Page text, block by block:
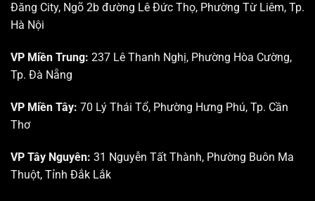
thẩm
cao
Đăng City, Ngõ 2b đường Lê Đức Thọ, Phường Từ Liêm, Tp.
Hà Nội
VP Miền Trung: 237 Lê Thanh Nghị, Phường Hòa Cường,
Tp. Đà Nẵng
VP Miền Tây: 70 Lý Thái Tổ, Phường Hưng Phú, Tp. Cần
Thơ
VP Tây Nguyên: 31 Nguyễn Tất Thành, Phường Buôn Ma
Thuột, Tỉnh Đắk Lắk